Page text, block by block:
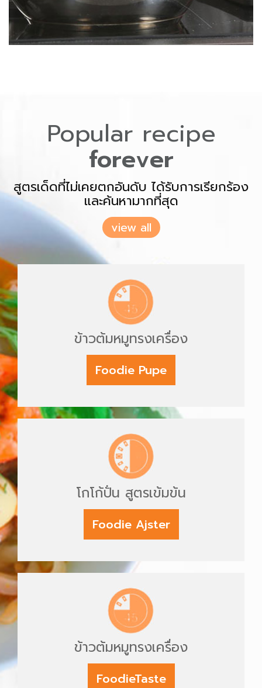
Popular recipe
forever
สูตรเด็ดที่ไม่เคยตกอันดับ ได้รับการเรียกร้อง
และค้นหามากที่สุด
view all
ข้าวต้มหมูทรงเครื่อง
Foodie Pupe
โกโก้ปั่น สูตรเข้มข้น
Foodie Ajster
ข้าวต้มหมูทรงเครื่อง
FoodieTaste